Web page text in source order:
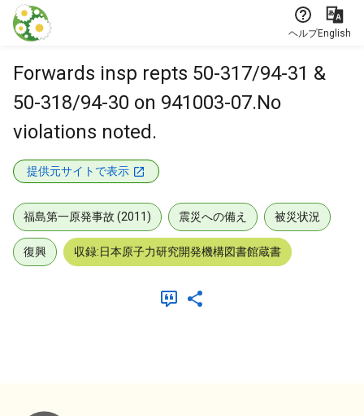
本文に飛ぶ
ヘルプEnglish
Forwards insp repts 50-317/94-31 &
50-318/94-30 on 941003-07.No
violations noted.
提供元サイトで表示
福島第一原発事故 (2011) 震災への備え 被災状況
復興 収録:日本原子力研究開発機構図書館蔵書